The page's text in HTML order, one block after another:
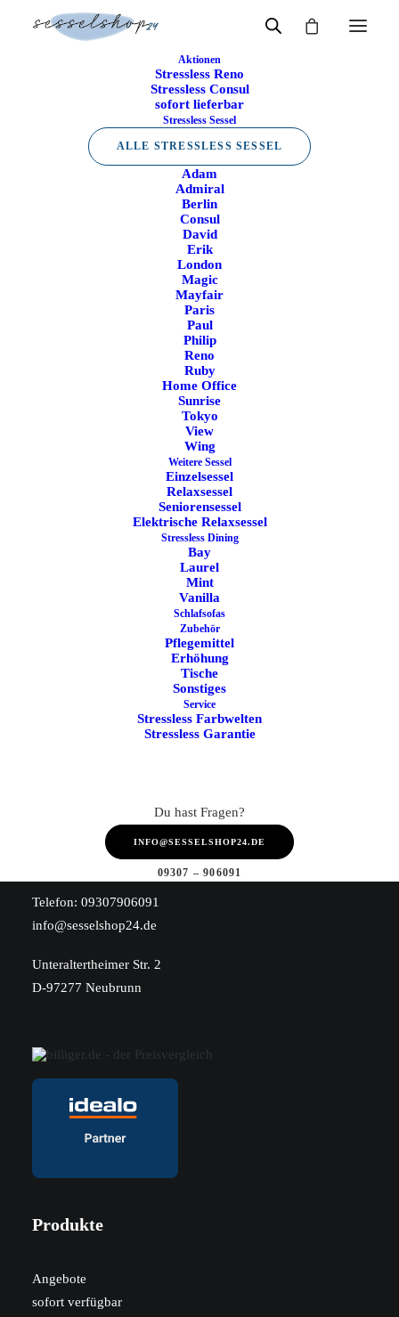
Aktionen
Stressless Reno
Stressless Consul
sofort lieferbar
Stressless Sessel
ALLE STRESSLESS SESSEL
Adam
Admiral
Berlin
Consul
David
Erik
London
Magic
Mayfair
Paris
Paul
Philip
Reno
Ruby
Home Office
Sunrise
Tokyo
View
Wing
Weitere Sessel
Einzelsessel
Relaxsessel
Seniorensessel
Elektrische Relaxsessel
Stressless Dining
Bay
Laurel
Mint
Vanilla
Schlafsofas
Zubehör
Pflegemittel
Erhöhung
Tische
Sonstiges
Service
Stressless Farbwelten
Stressless Garantie
Du hast Fragen?
INFO@SESSELSHOP24.DE
09307 – 906091
Stressless Sessel
Stressless Sessel
Viele Modelle sofort verfügbar
Schnelle Lieferung direkt ab Lager
Gratis Lieferung
Bequem bis in Dein Wohnzimmer
Beliebte Stressless Modelle
Großzügig gepolstert mit hoher
Nothing Found
It seems we can’t find what you’re looking for. Perhaps
Wir sind für dich da
Telefon: 09307906091
info@sesselshop24.de
Unteraltertheimer Str. 2
D-97277 Neubrunn
Produkte
Angebote
sofort verfügbar